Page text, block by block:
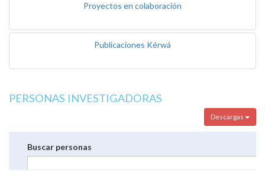
Proyectos en colaboración
Publicaciones Kérwá
PERSONAS INVESTIGADORAS
Descargas
Buscar personas